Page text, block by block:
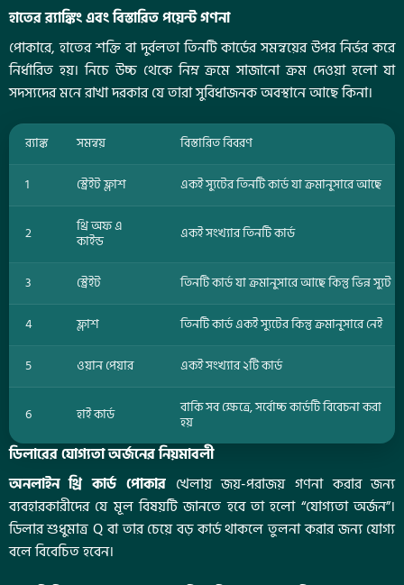
হাতের র‍্যাঙ্কিং এবং বিস্তারিত পয়েন্ট গণনা
পোকারে, হাতের শক্তি বা দুর্বলতা তিনটি কার্ডের সমন্বয়ের উপর নির্ভর করে
নির্ধারিত হয়। নিচে উচ্চ থেকে নিম্ন ক্রমে সাজানো ক্রম দেওয়া হলো যা
সদস্যদের মনে রাখা দরকার যে তারা সুবিধাজনক অবস্থানে আছে কিনা।
র‍্যাঙ্ক সমন্বয় বিস্তারিত বিবরণ
1 স্ট্রেইট ফ্লাশ একই স্যুটের তিনটি কার্ড যা ক্রমানুসারে আছে
2 থ্রি অফ এ
কাইন্ড একই সংখ্যার তিনটি কার্ড
3 স্ট্রেইট তিনটি কার্ড যা ক্রমানুসারে আছে কিন্তু ভিন্ন স্যুট
4 ফ্লাশ তিনটি কার্ড একই স্যুটের কিন্তু ক্রমানুসারে নেই
5 ওয়ান পেয়ার একই সংখ্যার ২টি কার্ড
6 হাই কার্ড বাকি সব ক্ষেত্রে, সর্বোচ্চ কার্ডটি বিবেচনা করা
হয়
ডিলারের যোগ্যতা অর্জনের নিয়মাবলী
অনলাইন থ্রি কার্ড পোকারখেলায় জয়-পরাজয় গণনা করার জন্য
ব্যবহারকারীদের যে মূল বিষয়টি জানতে হবে তা হলো “যোগ্যতা অর্জন”।
ডিলার শুধুমাত্র Q বা তার চেয়ে বড় কার্ড থাকলে তুলনা করার জন্য যোগ্য
বলে বিবেচিত হবেন।